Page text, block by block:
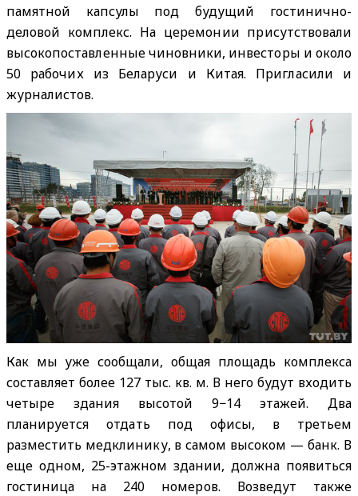
памятной капсулы под будущий гостинично-
деловой комплекс. На церемонии присутствовали
высокопоставленные чиновники, инвесторы и около
50 рабочих из Беларуси и Китая. Пригласили и
журналистов.
Как мы уже сообщали, общая площадь комплекса
составляет более 127 тыс. кв. м. В него будут входить
четыре здания высотой 9−14 этажей. Два
планируется отдать под офисы, в третьем
разместить медклинику, в самом высоком — банк. В
еще одном, 25-этажном здании, должна появиться
гостиница на 240 номеров. Возведут также